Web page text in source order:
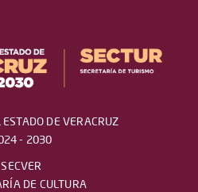
DE VERACRUZ
- 2030
SECVER
DE CULTURA